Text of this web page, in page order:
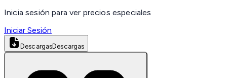
Inicia sesión para ver precios especiales
Iniciar Sesión
DescargasDescargas